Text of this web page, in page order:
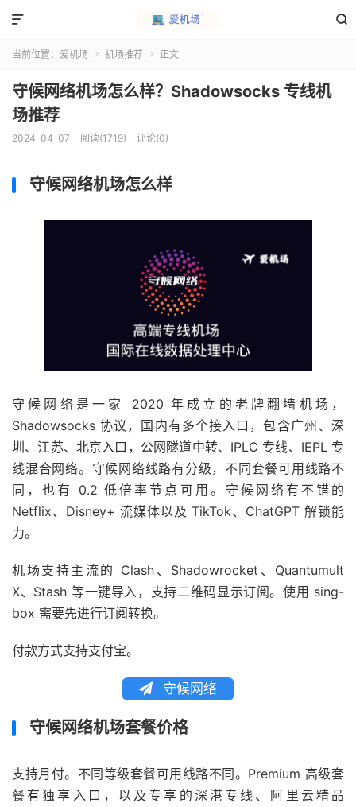


当前位置： 爱机场  机场推荐  正文
守候网络机场怎么样？Shadowsocks 专线机
场推荐
2024-04-07 阅读(1719) 评论(0)
守候网络机场怎么样
守候网络是一家 2020 年成立的老牌翻墙机场，
Shadowsocks 协议，国内有多个接入口，包含广州、深
圳、江苏、北京入口，公网隧道中转、IPLC 专线、IEPL 专
线混合网络。守候网络线路有分级，不同套餐可用线路不
同，也有 0.2 低倍率节点可用。守候网络有不错的
Netflix、Disney+ 流媒体以及 TikTok、ChatGPT 解锁能
力。
机场支持主流的 Clash、Shadowrocket、Quantumult
X、Stash 等一键导入，支持二维码显示订阅。使用 sing-
box 需要先进行订阅转换。
付款方式支持支付宝。
守候网络
守候网络机场套餐价格
支持月付。不同等级套餐可用线路不同。Premium 高级套
餐有独享入口，以及专享的深港专线、阿里云精品